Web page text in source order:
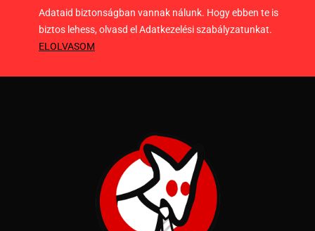
Adataid biztonságban vannak nálunk. Hogy ebben te is
biztos lehess, olvasd el Adatkezelési szabályzatunkat.
ELOLVASOM